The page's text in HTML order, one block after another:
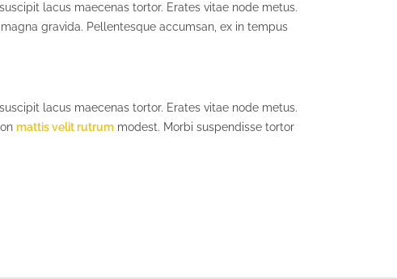
lacus maecenas tortor. Erates vitae node metus.
gravida. Pellentesque accumsan, ex in tempus
lacus maecenas tortor. Erates vitae node metus.
mattis velit rutrum modest. Morbi suspendisse tortor